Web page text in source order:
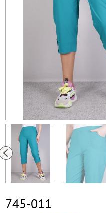
745-011